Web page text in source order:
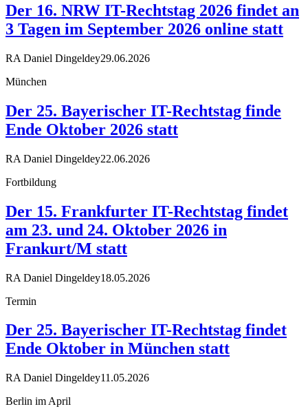
Der 16. NRW IT-Rechtstag 2026 findet an
3 Tagen im September 2026 online statt
RA Daniel Dingeldey29.06.2026
München
Der 25. Bayerischer IT-Rechtstag finde
Ende Oktober 2026 statt
RA Daniel Dingeldey22.06.2026
Fortbildung
Der 15. Frankfurter IT-Rechtstag findet
am 23. und 24. Oktober 2026 in
Frankurt/M statt
RA Daniel Dingeldey18.05.2026
Termin
Der 25. Bayerischer IT-Rechtstag findet
Ende Oktober in München statt
RA Daniel Dingeldey11.05.2026
Berlin im April